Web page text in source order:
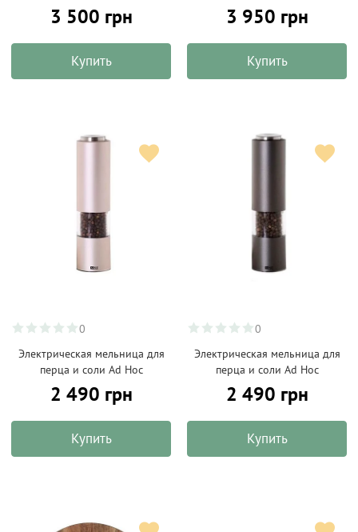
3 500 грн
Купить
3 950 грн
Купить
0
Электрическая мельница для
перца и соли Ad Hoc
2 490 грн
Купить
0
Электрическая мельница для
перца и соли Ad Hoc
2 490 грн
Купить